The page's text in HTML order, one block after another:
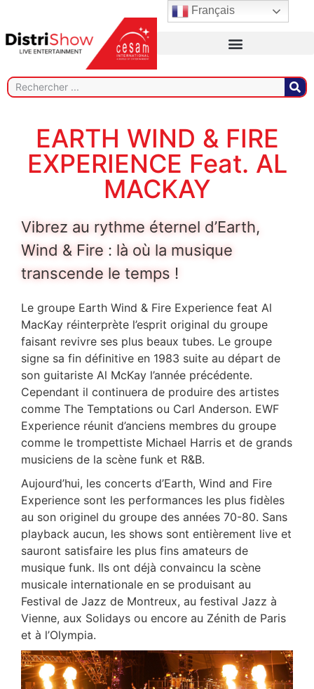
EARTH WIND & FIRE
EXPERIENCE Feat. AL
MACKAY
Vibrez au rythme éternel d’Earth,
Wind & Fire : là où la musique
transcende le temps !
Le groupe Earth Wind & Fire Experience feat Al
MacKay réinterprète l’esprit original du groupe
faisant revivre ses plus beaux tubes. Le groupe
signe sa fin définitive en 1983 suite au départ de
son guitariste Al McKay l’année précédente.
Cependant il continuera de produire des artistes
comme The Temptations ou Carl Anderson. EWF
Experience réunit d’anciens membres du groupe
comme le trompettiste Michael Harris et de grands
musiciens de la scène funk et R&B.
Aujourd’hui, les concerts d’Earth, Wind and Fire
Experience sont les performances les plus fidèles
au son originel du groupe des années 70-80. Sans
playback aucun, les shows sont entièrement live et
sauront satisfaire les plus fins amateurs de
musique funk. Ils ont déjà convaincu la scène
musicale internationale en se produisant au
Festival de Jazz de Montreux, au festival Jazz à
Vienne, aux Solidays ou encore au Zénith de Paris
et à l’Olympia.
Français